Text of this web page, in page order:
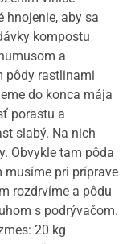
hnojenie, aby sa
kompostu
a
pôdy rastlinami
do konca mája
porastu a
slabý. Na nich
Obvykle tam pôda
musíme pri príprave
rozdrvíme a pôdu
s podrývačom.
20 kg